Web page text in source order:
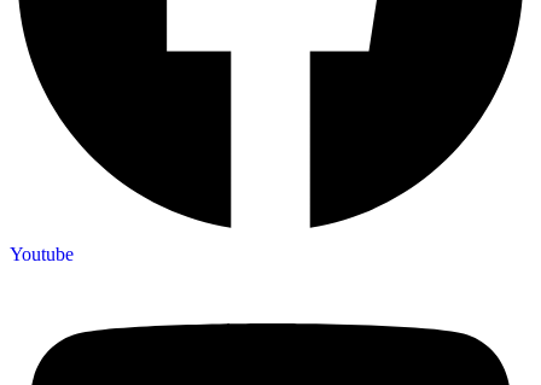
Youtube